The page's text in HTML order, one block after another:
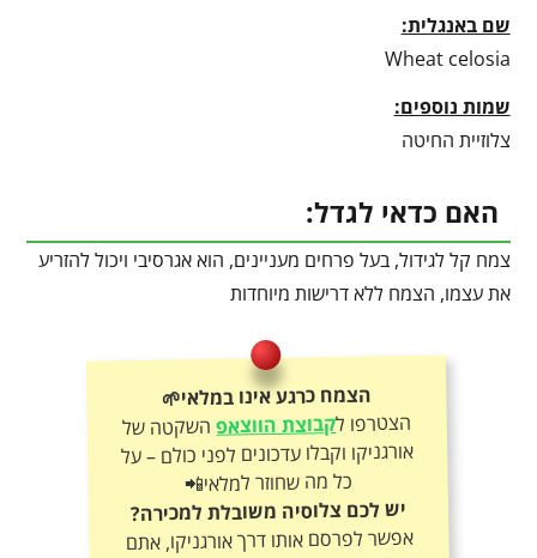
שם באנגלית:
Wheat celosia
שמות נוספים:
צלוזיית החיטה
האם כדאי לגדל:
צמח קל לגידול, בעל פרחים מעניינים, הוא אגרסיבי ויכול להזריע
את עצמו, הצמח ללא דרישות מיוחדות
הצמח כרגע אינו במלאי🌱
הצטרפו לקבוצת הווצאפהשקטה של
אורגניקו וקבלו עדכונים לפני כולם – על
כל מה שחוזר למלאי📲
יש לכם צלוסיה משובלת למכירה?
אפשר לפרסם אותו דרך אורגניקו, אתם
קובעים את המחיר ואנחנו נעזור בפרסום